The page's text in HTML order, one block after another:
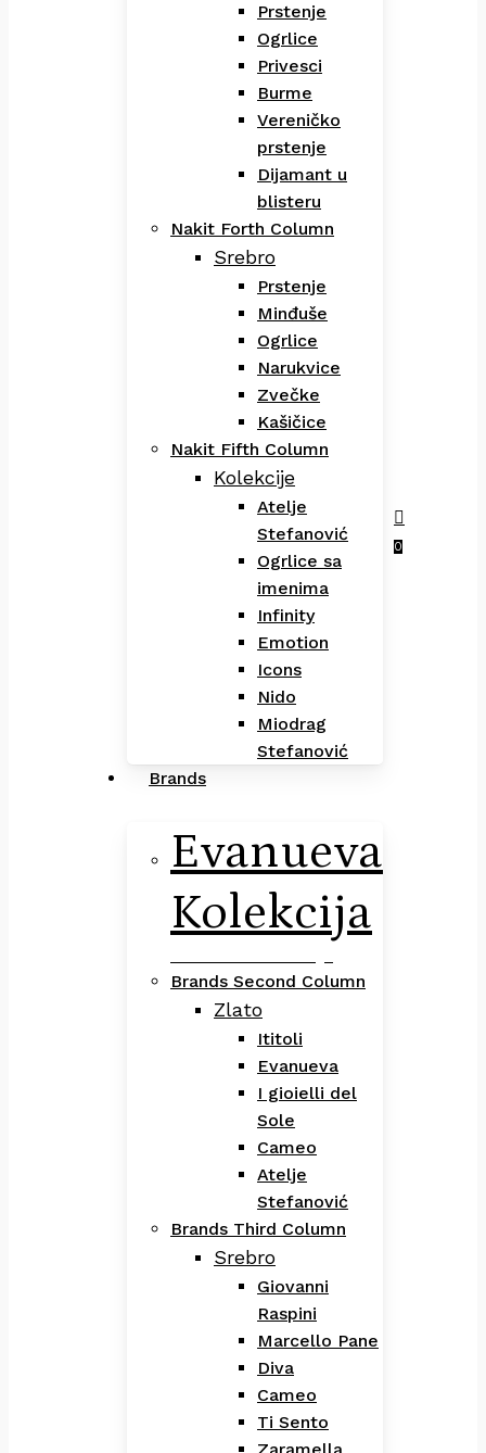
search
0
Menu
Prstenje
Ogrlice
Privesci
Burme
Vereničko
prstenje
Dijamant u
blisteru
Nakit Forth Column
Srebro
Prstenje
Minđuše
Ogrlice
Narukvice
Zvečke
Kašičice
Nakit Fifth Column
Kolekcije
Atelje
Stefanović
Ogrlice sa
imenima
Infinity
Emotion
Icons
Nido
Miodrag
Stefanović
Brands
Evanueva
Kolekcija
Brands Second Column
Zlato
Ititoli
Evanueva
I gioielli del
Sole
Cameo
Atelje
Stefanović
Brands Third Column
Srebro
Giovanni
Raspini
Marcello Pane
Diva
Cameo
Ti Sento